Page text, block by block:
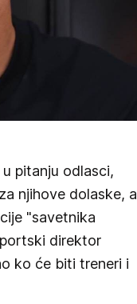
pitanju odlasci,
njihove dolaske, a
"savetnika
direktor
ko će biti treneri i